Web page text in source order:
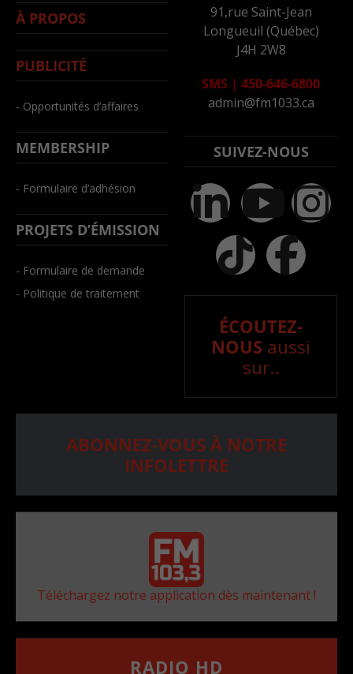
À PROPOS
PUBLICITÉ
- Opportunités d’affaires
MEMBERSHIP
- Formulaire d’adhésion
PROJETS D’ÉMISSION
- Formulaire de demande
- Politique de traitement
91,rue Saint-Jean
Longueuil (Québec)
J4H 2W8
SMS | 450-646-6800
admin@fm1033.ca
SUIVEZ-NOUS
ÉCOUTEZ-
NOUS aussi
sur..
ABONNEZ-VOUS À NOTRE
INFOLETTRE
Téléchargez notre application dès maintenant !
RADIO HD